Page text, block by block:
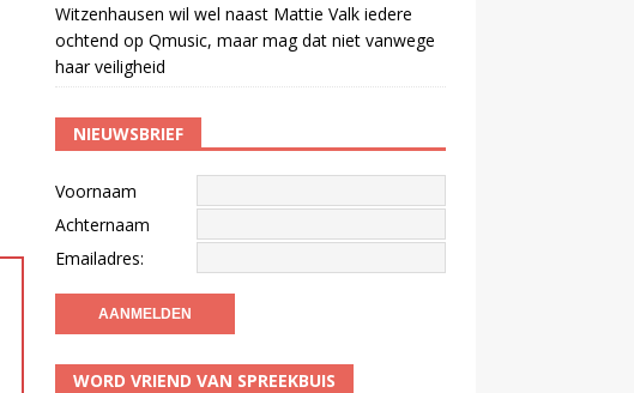
Witzenhausen wil wel naast Mattie Valk iedere
ochtend op Qmusic, maar mag dat niet vanwege
haar veiligheid
NIEUWSBRIEF
Voornaam
Achternaam
Emailadres:
WORD VRIEND VAN SPREEKBUIS